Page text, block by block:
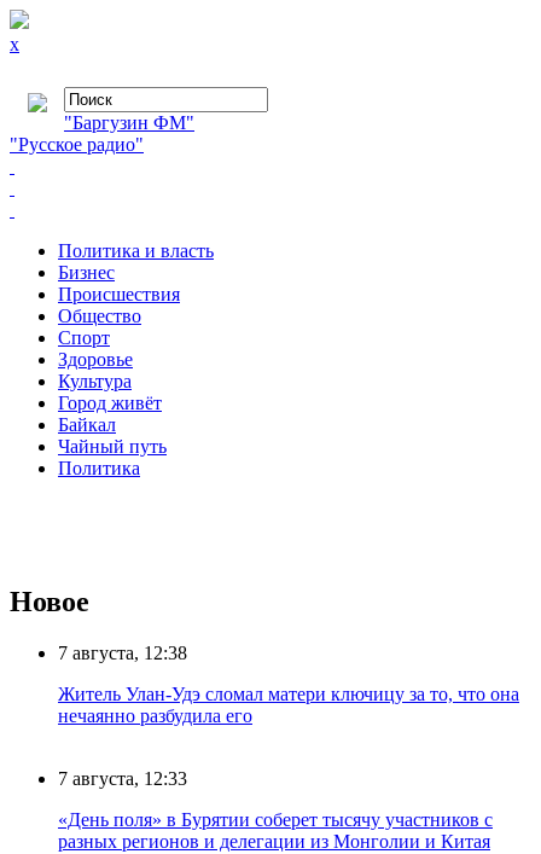
x
"Баргузин ФМ"
"Русское радио"
Политика и власть
Бизнес
Происшествия
Общество
Cпорт
Здоровье
Культура
Город живёт
Байкал
Чайный путь
Политика
Новое
7 августа, 12:38
Житель Улан-Удэ сломал матери ключицу за то, что она
нечаянно разбудила его
7 августа, 12:33
«День поля» в Бурятии соберет тысячу участников с
разных регионов и делегации из Монголии и Китая